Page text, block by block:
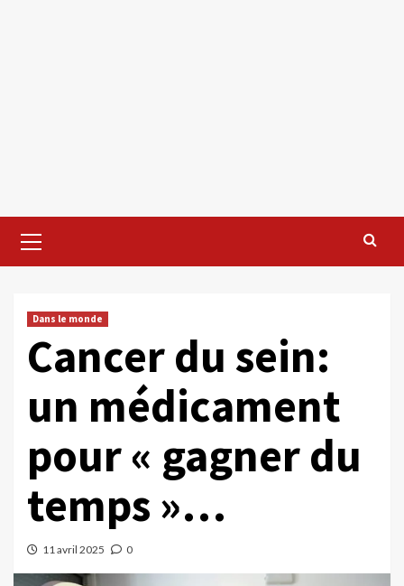
Menu
Dans le monde
Cancer du sein:
un médicament
pour « gagner du
temps »…
11 avril 2025 0